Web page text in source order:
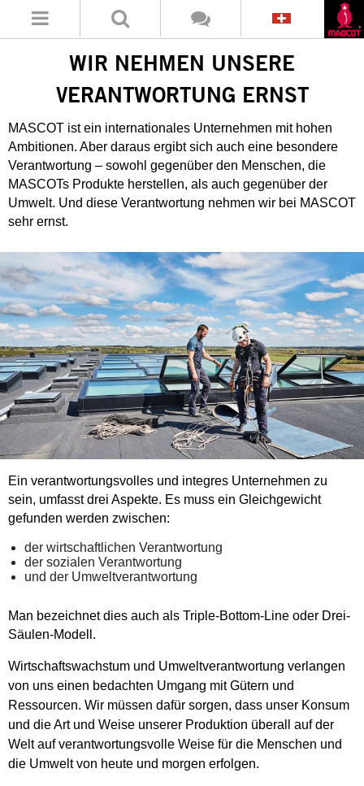
WIR NEHMEN UNSERE
VERANTWORTUNG ERNST
MASCOT ist ein internationales Unternehmen mit hohen
Ambitionen. Aber daraus ergibt sich auch eine besondere
Verantwortung – sowohl gegenüber den Menschen, die
MASCOTs Produkte herstellen, als auch gegenüber der
Umwelt. Und diese Verantwortung nehmen wir bei MASCOT
sehr ernst.
Ein verantwortungsvolles und integres Unternehmen zu
sein, umfasst drei Aspekte. Es muss ein Gleichgewicht
gefunden werden zwischen:
der wirtschaftlichen Verantwortung
der sozialen Verantwortung
und der Umweltverantwortung
Man bezeichnet dies auch als Triple-Bottom-Line oder Drei-
Säulen-Modell.
Wirtschaftswachstum und Umweltverantwortung verlangen
von uns einen bedachten Umgang mit Gütern und
Ressourcen. Wir müssen dafür sorgen, dass unser Konsum
und die Art und Weise unserer Produktion überall auf der
Welt auf verantwortungsvolle Weise für die Menschen und
die Umwelt von heute und morgen erfolgen.